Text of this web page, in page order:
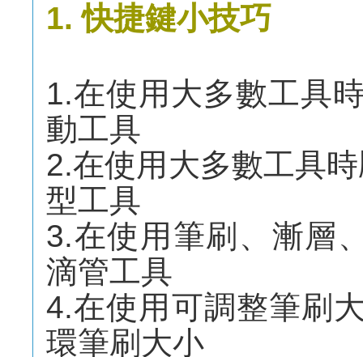
1. 快捷鍵小技巧
1.在使用大多數工具
動工具
2.在使用大多數工具
型工具
3.在使用筆刷、漸層
滴管工具
4.在使用可調整筆刷
環筆刷大小